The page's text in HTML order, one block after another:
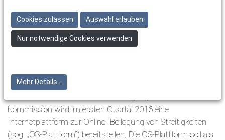
Telefon 030 3930393
Inhaber Tim Zimmermann
USt-IdNr.: DE 167 455 663
Kommission wird im ersten Quartal 2016 eine
Internetplattform zur Online- Beilegung von Streitigkeiten
(sog. „OS-Plattform“) bereitstellen. Die OS-Plattform soll als
Cookies zulassen Auswahl erlauben
Nur notwendige Cookies verwenden
Mehr Details...